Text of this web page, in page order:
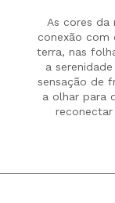
As cores da
conexão com
terra, nas
a
sensação de
a olhar para